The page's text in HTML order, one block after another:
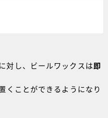
対し、ビールワックスは即
くことができるようになり